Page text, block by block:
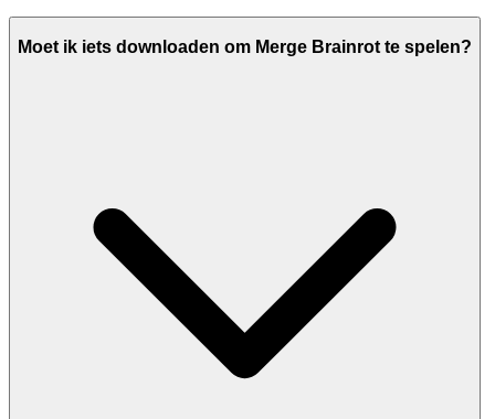
Moet ik iets downloaden om Merge Brainrot te spelen?